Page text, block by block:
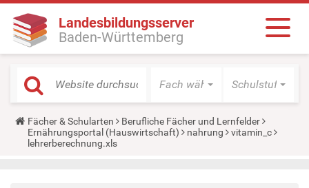
Landesbildungsserver
Baden-Württemberg
Fach wählen Schulstufe
Y
o
u
Fächer & Schularten
Berufliche Fächer und Lernfelder
Ernährungsportal (Hauswirtschaft)
nahrung
vitamin_c
lehrerberechnung.xls